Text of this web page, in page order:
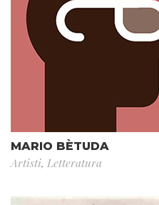
MARIO BÈTUDA
Artisti, Letteratura